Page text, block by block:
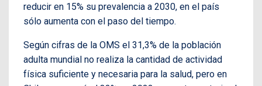
reducir en 15% su prevalencia a 2030, en el país
sólo aumenta con el paso del tiempo.
Según cifras de la OMS el 31,3% de la población
adulta mundial no realiza la cantidad de actividad
física suficiente y necesaria para la salud, pero en